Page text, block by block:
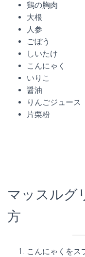
鶏の胸肉
大根
人参
ごぼう
しいたけ
こんにゃく
いりこ
醤油
りんごジュース
片栗粉
マッスルグ
方
こんにゃくをス